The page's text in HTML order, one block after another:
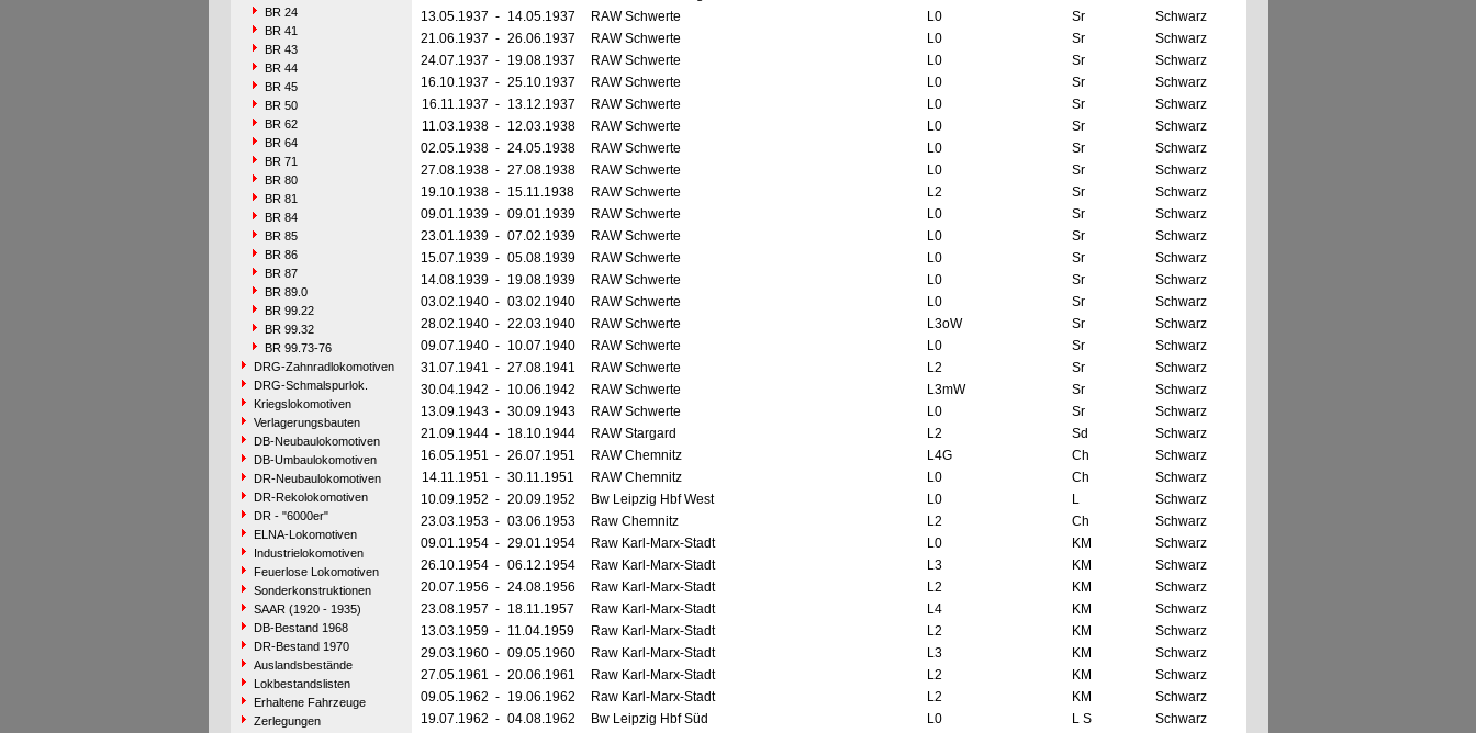
BR 24
BR 41
BR 43
BR 44
BR 45
BR 50
BR 62
BR 64
BR 71
BR 80
BR 81
BR 84
BR 85
BR 86
BR 87
BR 89.0
BR 99.22
BR 99.32
BR 99.73-76
DRG-Zahnradlokomotiven
DRG-Schmalspurlok.
Kriegslokomotiven
Verlagerungsbauten
DB-Neubaulokomotiven
DB-Umbaulokomotiven
DR-Neubaulokomotiven
DR-Rekolokomotiven
DR - "6000er"
ELNA-Lokomotiven
Industrielokomotiven
Feuerlose Lokomotiven
Sonderkonstruktionen
SAAR (1920 - 1935)
DB-Bestand 1968
DR-Bestand 1970
Auslandsbestände
Lokbestandslisten
Erhaltene Fahrzeuge
Zerlegungen
13.05.1937 - 14.05.1937 RAW Schwerte L0 Sr
Schwarz
21.06.1937 - 26.06.1937 RAW Schwerte L0 Sr
Schwarz
24.07.1937 - 19.08.1937 RAW Schwerte L0 Sr
Schwarz
16.10.1937 - 25.10.1937 RAW Schwerte L0 Sr
Schwarz
16.11.1937 - 13.12.1937 RAW Schwerte L0 Sr
Schwarz
11.03.1938 - 12.03.1938 RAW Schwerte L0 Sr
Schwarz
02.05.1938 - 24.05.1938 RAW Schwerte L0 Sr
Schwarz
27.08.1938 - 27.08.1938 RAW Schwerte L0 Sr
Schwarz
19.10.1938 - 15.11.1938 RAW Schwerte L2 Sr
Schwarz
09.01.1939 - 09.01.1939 RAW Schwerte L0 Sr
Schwarz
23.01.1939 - 07.02.1939 RAW Schwerte L0 Sr
Schwarz
15.07.1939 - 05.08.1939 RAW Schwerte L0 Sr
Schwarz
14.08.1939 - 19.08.1939 RAW Schwerte L0 Sr
Schwarz
03.02.1940 - 03.02.1940 RAW Schwerte L0 Sr
Schwarz
28.02.1940 - 22.03.1940 RAW Schwerte L3oW Sr
Schwarz
09.07.1940 - 10.07.1940 RAW Schwerte L0 Sr
Schwarz
31.07.1941 - 27.08.1941 RAW Schwerte L2 Sr
Schwarz
30.04.1942 - 10.06.1942 RAW Schwerte L3mW Sr
Schwarz
13.09.1943 - 30.09.1943 RAW Schwerte L0 Sr
Schwarz
21.09.1944 - 18.10.1944 RAW Stargard L2 Sd
Schwarz
16.05.1951 - 26.07.1951 RAW Chemnitz L4G Ch
Schwarz
14.11.1951 - 30.11.1951 RAW Chemnitz L0 Ch
Schwarz
10.09.1952 - 20.09.1952 Bw Leipzig Hbf West L0 L
Schwarz
23.03.1953 - 03.06.1953 Raw Chemnitz L2 Ch
Schwarz
09.01.1954 - 29.01.1954 Raw Karl-Marx-Stadt L0 KM
Schwarz
26.10.1954 - 06.12.1954 Raw Karl-Marx-Stadt L3 KM
Schwarz
20.07.1956 - 24.08.1956 Raw Karl-Marx-Stadt L2 KM
Schwarz
23.08.1957 - 18.11.1957 Raw Karl-Marx-Stadt L4 KM
Schwarz
13.03.1959 - 11.04.1959 Raw Karl-Marx-Stadt L2 KM
Schwarz
29.03.1960 - 09.05.1960 Raw Karl-Marx-Stadt L3 KM
Schwarz
27.05.1961 - 20.06.1961 Raw Karl-Marx-Stadt L2 KM
Schwarz
09.05.1962 - 19.06.1962 Raw Karl-Marx-Stadt L2 KM
Schwarz
19.07.1962 - 04.08.1962 Bw Leipzig Hbf Süd L0 L S Schwarz